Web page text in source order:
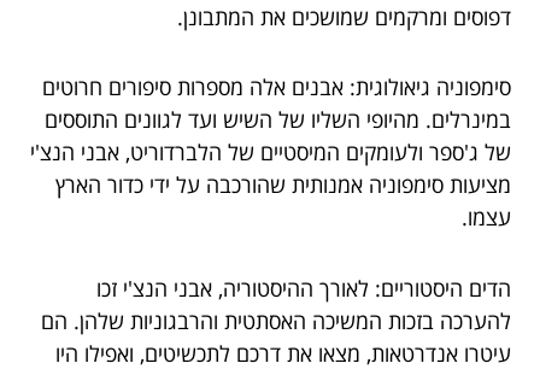
דפוסים ומרקמים שמושכים את המתבונן.
סימפוניה גיאולוגית: אבנים אלה מספרות סיפורים חרוטים
במינרלים. מהיופי השליו של השיש ועד לגוונים התוססים
של ג'ספר ולעומקים המיסטיים של הלברדוריט, אבני הנצ'י
מציעות סימפוניה אמנותית שהורכבה על ידי כדור הארץ
עצמו.
הדים היסטוריים: לאורך ההיסטוריה, אבני הנצ'י זכו
להערכה בזכות המשיכה האסתטית והרבגוניות שלהן. הם
עיטרו אנדרטאות, מצאו את דרכם לתכשיטים, ואפילו היו